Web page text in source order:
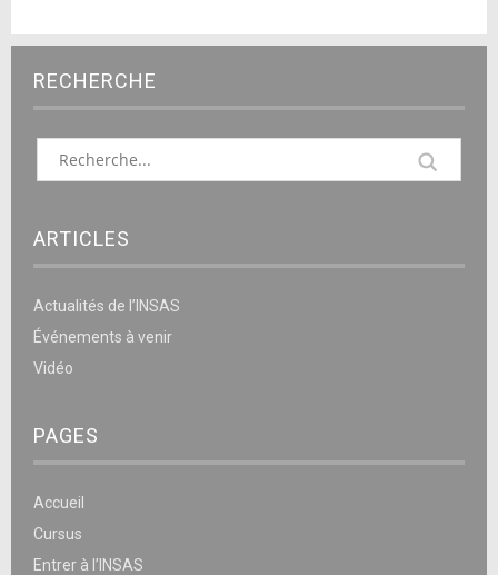
RECHERCHE
ARTICLES
Actualités de l’INSAS
Événements à venir
Vidéo
PAGES
Accueil
Cursus
Entrer à l’INSAS